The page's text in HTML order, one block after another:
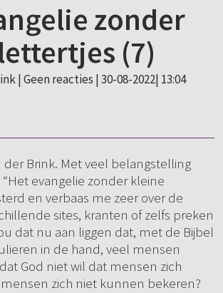
zonder
(7)
| Geen reacties | 30-08-2022| 13:04
der Brink. Met veel belangstelling
evangelie zonder kleine
en verbaas me zeer over de
sites, kranten of zelfs preken
dat nu aan liggen dat, met de Bijbel
in de hand, veel mensen
God niet wil dat mensen zich
zich niet kunnen bekeren?